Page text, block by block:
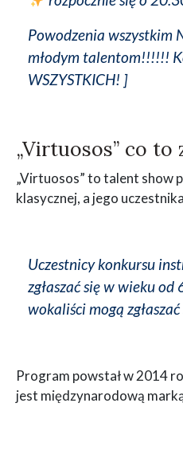
Powodzenia wszystkim
młodym talentom!!!!!!
WSZYSTKICH! ]
„Virtuosos” co to
„Virtuosos” to talent show
klasycznej, a jego
Uczestnicy konkursu
zgłaszać się w wieku
wokaliści mogą
Program powstał w 2014
jest międzynarodową